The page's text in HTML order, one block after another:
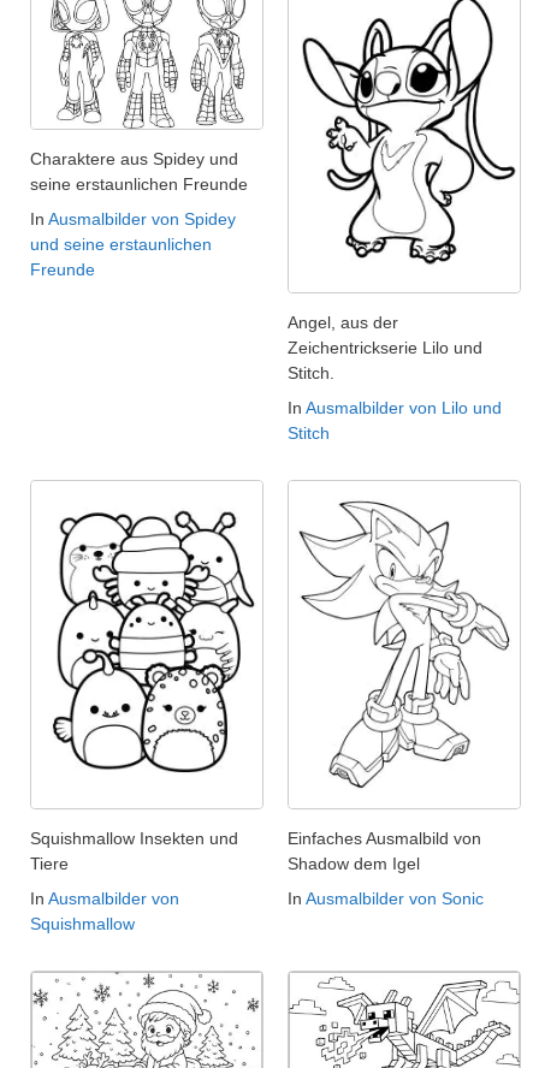
Charaktere aus Spidey und
seine erstaunlichen Freunde
In Ausmalbilder von Spidey
und seine erstaunlichen
Freunde
Angel, aus der
Zeichentrickserie Lilo und
Stitch.
In Ausmalbilder von Lilo und
Stitch
Squishmallow Insekten und
Tiere
In Ausmalbilder von
Squishmallow
Einfaches Ausmalbild von
Shadow dem Igel
In Ausmalbilder von Sonic